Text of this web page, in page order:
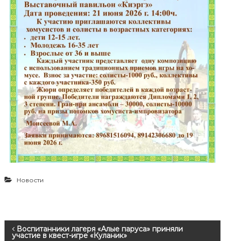
Новости
НВоспитанники лагеря «Алые паруса» приняли
участие в квест-игре «Куланик»